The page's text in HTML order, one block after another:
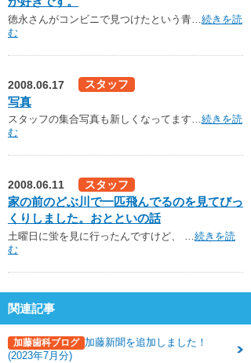
徳永さんがコンビニで見つけたという青… 続きを読
む
2008.06.17 スタッフ
写真
スタッフの集合写真も新しくなってます…続きを読
む
2008.06.11 スタッフ
家の前のどぶ川で一匹飛んでるのを見てびっ
くりしました。おとといの話
土曜日に蛍を見に行ったんですけど、 … 続きを読
む
関連記事
加藤歯科ブログ 加藤新聞を追加しました！
(2023年7月分)